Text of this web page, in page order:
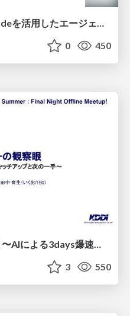
【ブログ用サンプル】Claudeを活用したエージェント分析レポート自動生成例
0 450
3 550